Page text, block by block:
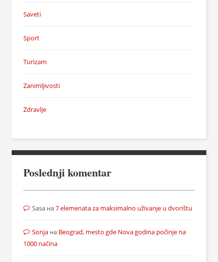
Saveti
Sport
Turizam
Zanimljivosti
Zdravlje
Poslednji komentar
Sasa на7 elemenata za maksimalno uživanje u dvorištu
Sonja на Beograd, mesto gde Nova godina počinje na
1000 načina